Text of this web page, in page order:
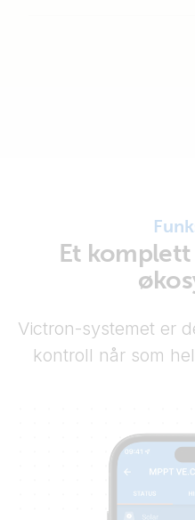
Et
Victron-systemet er
kontroll når som